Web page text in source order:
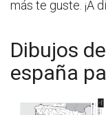
más te guste. ¡A
Dibujos
españa